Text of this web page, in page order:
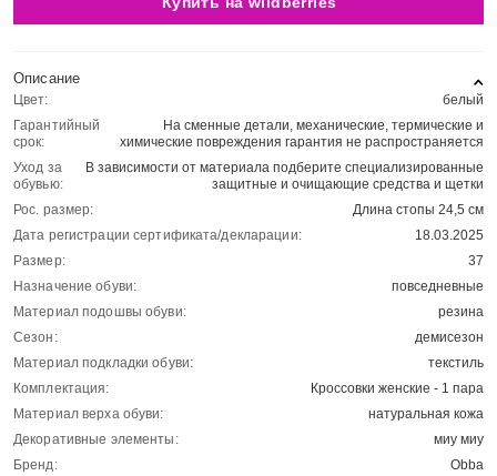
Описание
Цвет:
белый
Гарантийный
срок:
На сменные детали, механические, термические и
химические повреждения гарантия не распространяется
Уход за
обувью:
В зависимости от материала подберите специализированные
защитные и очищающие средства и щетки
Рос. размер:
Длина стопы 24,5 см
Дата регистрации сертификата/декларации:
18.03.2025
Размер:
37
Назначение обуви:
повседневные
Материал подошвы обуви:
резина
Сезон:
демисезон
Материал подкладки обуви:
текстиль
Комплектация:
Кроссовки женские - 1 пара
Материал верха обуви:
натуральная кожа
Декоративные элементы:
миу миу
Бренд:
Obba